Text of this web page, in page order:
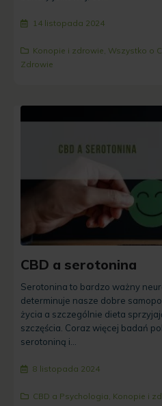
14 listopada 2024
Konopie i zdrowie, Wszystko o
Zdrowie
CBD a serotonina
Serotonina to bardzo ważny
determinuje nasze dobre
życia a szczególnie dieta
szczęścia. Coraz więcej badań
serotoniną i...
8 listopada 2024
CBD a Psychologia Konopie i